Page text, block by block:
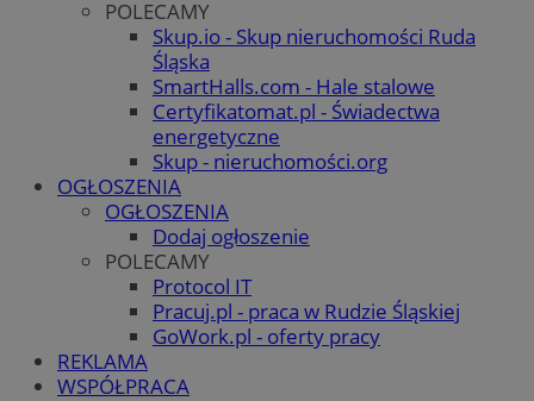
POLECAMY
Skup.io - Skup nieruchomości Ruda
Śląska
SmartHalls.com - Hale stalowe
Certyfikatomat.pl - Świadectwa
energetyczne
Skup - nieruchomości.org
OGŁOSZENIA
OGŁOSZENIA
Dodaj ogłoszenie
POLECAMY
Protocol IT
Pracuj.pl - praca w Rudzie Śląskiej
GoWork.pl - oferty pracy
REKLAMA
WSPÓŁPRACA